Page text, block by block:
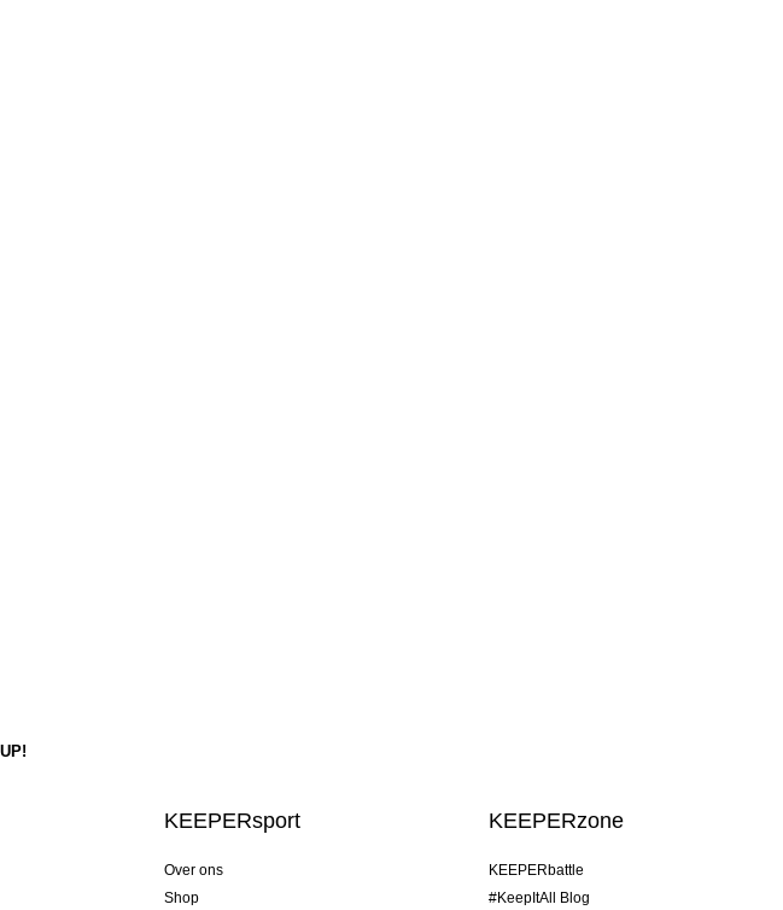
KEEPERsport
Over ons
Shop
KEEPERzone
KEEPERbattle
#KeepItAll Blog